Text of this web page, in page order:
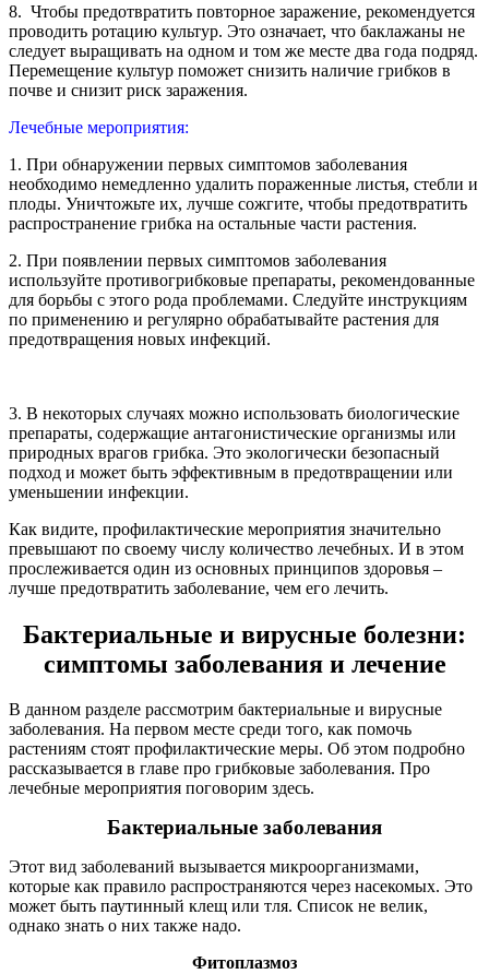
8. Чтобы предотвратить повторное заражение, рекомендуется
проводить ротацию культур. Это означает, что баклажаны не
следует выращивать на одном и том же месте два года подряд.
Перемещение культур поможет снизить наличие грибков в
почве и снизит риск заражения.
Лечебные мероприятия:
1. При обнаружении первых симптомов заболевания
необходимо немедленно удалить пораженные листья, стебли и
плоды. Уничтожьте их, лучше сожгите, чтобы предотвратить
распространение грибка на остальные части растения.
2. При появлении первых симптомов заболевания
используйте противогрибковые препараты, рекомендованные
для борьбы с этого рода проблемами. Следуйте инструкциям
по применению и регулярно обрабатывайте растения для
предотвращения новых инфекций.
3. В некоторых случаях можно использовать биологические
препараты, содержащие антагонистические организмы или
природных врагов грибка. Это экологически безопасный
подход и может быть эффективным в предотвращении или
уменьшении инфекции.
Как видите, профилактические мероприятия значительно
превышают по своему числу количество лечебных. И в этом
прослеживается один из основных принципов здоровья –
лучше предотвратить заболевание, чем его лечить.
Бактериальные и вирусные болезни:
симптомы заболевания и лечение
В данном разделе рассмотрим бактериальные и вирусные
заболевания. На первом месте среди того, как помочь
растениям стоят профилактические меры. Об этом подробно
рассказывается в главе про грибковые заболевания. Про
лечебные мероприятия поговорим здесь.
Бактериальные заболевания
Этот вид заболеваний вызывается микроорганизмами,
которые как правило распространяются через насекомых. Это
может быть паутинный клещ или тля. Список не велик,
однако знать о них также надо.
Фитоплазмоз